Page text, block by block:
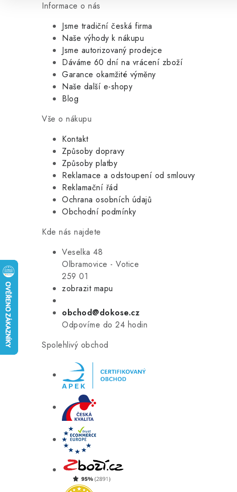
Informace o nás
Jsme tradiční česká firma
Naše výhody k nákupu
Jsme autorizovaný prodejce
Dáváme 60 dní na vrácení zboží
Garance okamžité výměny
Naše další e-shopy
Blog
Vše o nákupu
Kontakt
Způsoby dopravy
Způsoby platby
Reklamace a odstoupení od smlouvy
Reklamační řád
Ochrana osobních údajů
Obchodní podmínky
Kde nás najdete
Veselka 48
Olbramovice - Votice
259 01
zobrazit mapu
obchod@dokose.cz
Odpovíme do 24 hodin
Spolehlivý obchod